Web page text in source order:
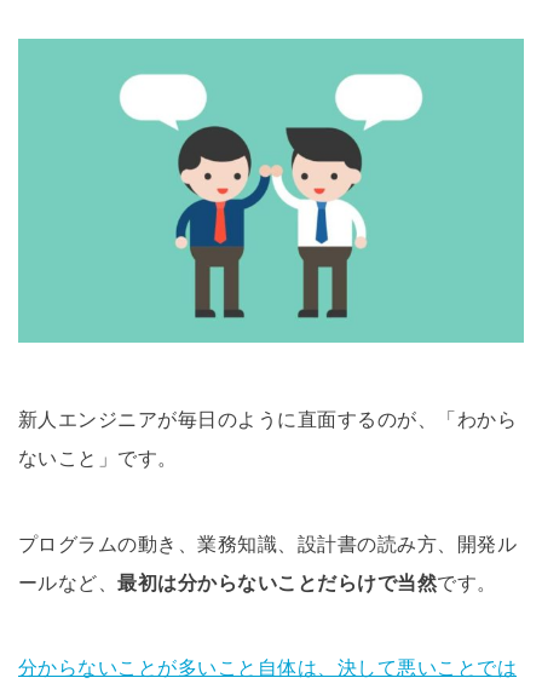
新人エンジニアが毎日のように直面するのが、「わから
ないこと」です。
プログラムの動き、業務知識、設計書の読み方、開発ル
ールなど、最初は分からないことだらけで当然です。
分からないことが多いこと自体は、決して悪いことでは